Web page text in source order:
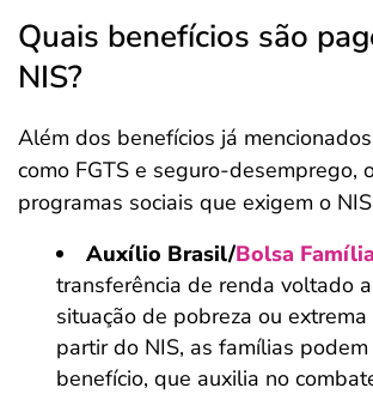
Quais benefícios são
NIS?
Além dos benefícios já
como FGTS e seguro-desemprego,
programas sociais que exigem o
Auxílio Brasil/Bolsa Família
transferência de renda voltado
situação de pobreza ou
partir do NIS, as famílias
benefício, que auxilia no